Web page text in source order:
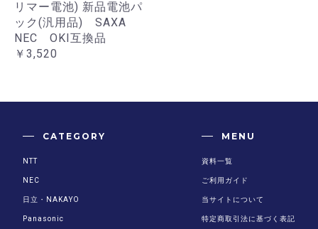
リマー電池) 新品電池パ
ック(汎用品) SAXA
NEC OKI互換品
￥3,520
CATEGORY
NTT
NEC
日立・NAKAYO
Panasonic
MENU
資料一覧
ご利用ガイド
当サイトについて
特定商取引法に基づく表記